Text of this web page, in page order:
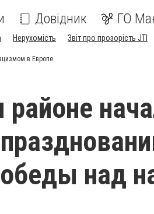
Довідник ГО
Нерухомість Звіт про прозорість JTI
в Европе
над